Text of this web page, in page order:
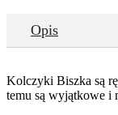
Opis
Kolczyki Biszka są
temu są wyjątkowe i